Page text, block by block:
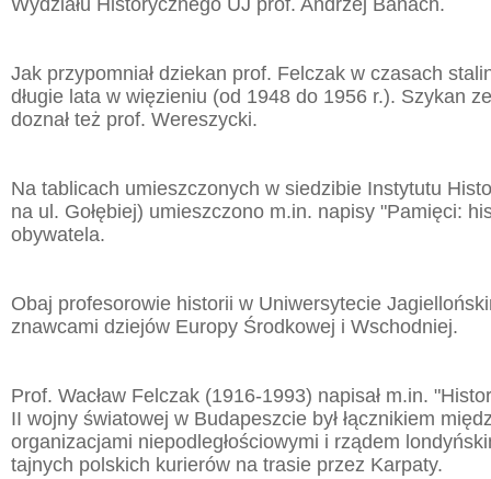
Wydziału Historycznego UJ prof. Andrzej Banach.
Jak przypomniał dziekan prof. Felczak w czasach
długie lata w więzieniu (od 1948 do 1956 r.). Szykan
doznał też prof. Wereszycki.
Na tablicach umieszczonych w siedzibie Instytutu
na ul. Gołębiej) umieszczono m.in. napisy "Pamięci:
obywatela.
Obaj profesorowie historii w Uniwersytecie
znawcami dziejów Europy Środkowej i Wschodniej.
Prof. Wacław Felczak (1916-1993) napisał m.in.
II wojny światowej w Budapeszcie był łącznikiem
organizacjami niepodległościowymi i rządem
tajnych polskich kurierów na trasie przez Karpaty.